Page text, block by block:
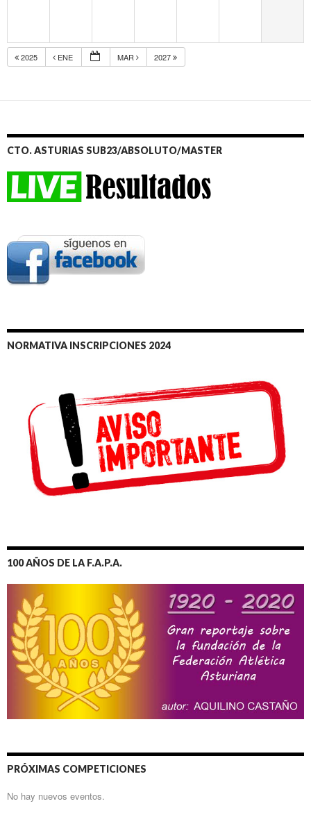
2025 ENE MAR 2027
CTO. ASTURIAS SUB23/ABSOLUTO/MASTER
NORMATIVA INSCRIPCIONES 2024
100 AÑOS DE LA F.A.P.A.
PRÓXIMAS COMPETICIONES
No hay nuevos eventos.